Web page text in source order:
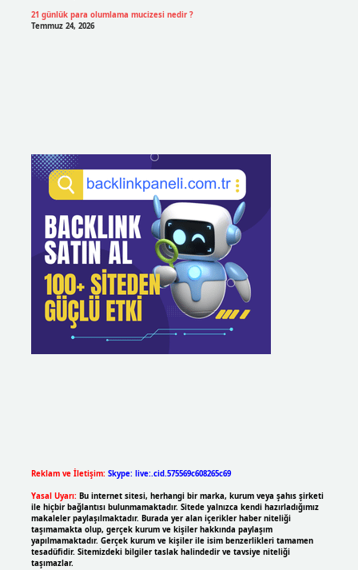
21 günlük para olumlama mucizesi nedir ?
Temmuz 24, 2026
Reklam ve İletişim: Skype: live:.cid.575569c608265c69
Yasal Uyarı: Bu internet sitesi, herhangi bir marka, kurum veya şahıs şirketi
ile hiçbir bağlantısı bulunmamaktadır. Sitede yalnızca kendi hazırladığımız
makaleler paylaşılmaktadır. Burada yer alan içerikler haber niteliği
taşımamakta olup, gerçek kurum ve kişiler hakkında paylaşım
yapılmamaktadır. Gerçek kurum ve kişiler ile isim benzerlikleri tamamen
tesadüfidir. Sitemizdeki bilgiler taslak halindedir ve tavsiye niteliği
taşımazlar.